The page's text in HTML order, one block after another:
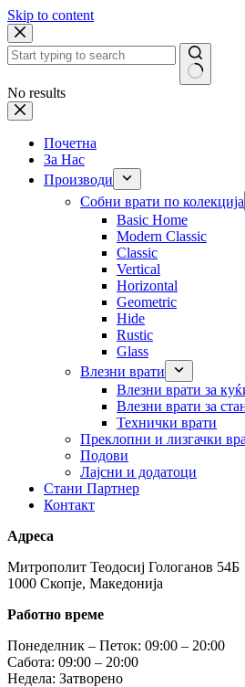
Skip to content
No results
Почетна
За Нас
Производи
Собни врати по колекција
Basic Home
Modern Classic
Classic
Vertical
Horizontal
Geometric
Hide
Rustic
Glass
Влезни врати
Влезни врати за
Влезни врати за
Технички врати
Преклопни и лизгачки
Подови
Лајсни и додатоци
Стани Партнер
Контакт
Адреса
Митрополит Теодосиј Гологанов 54Б
1000 Скопје, Македонија
Работно време
Понеделник – Петок: 09:00 – 20:00
Сабота: 09:00 – 20:00
Недела: Затворено